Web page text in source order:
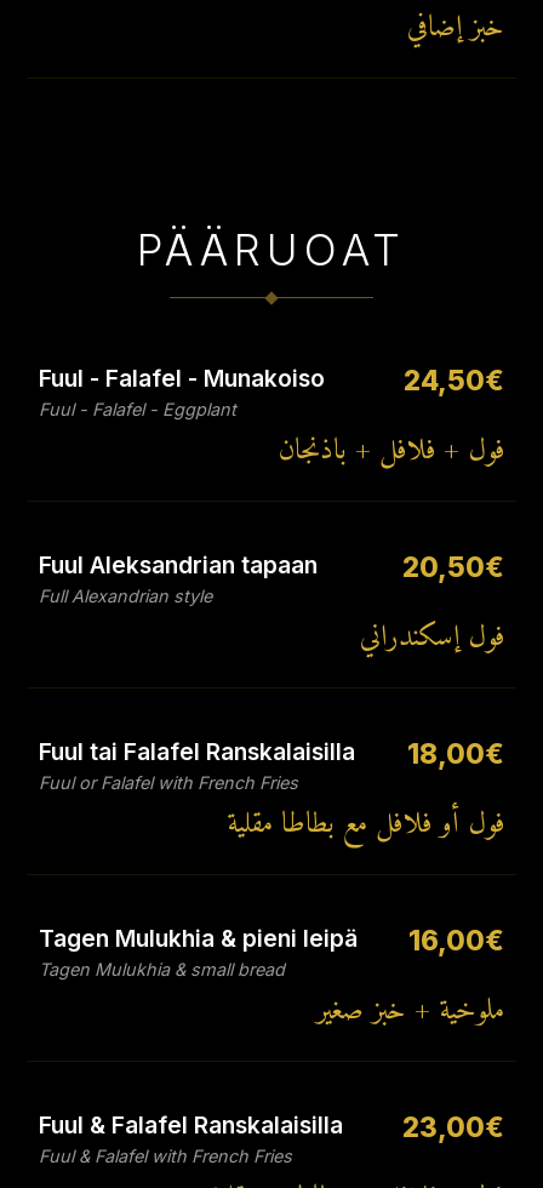
خبز إضافي
PÄÄRUOAT
Fuul - Falafel - Munakoiso
Fuul - Falafel - Eggplant
24,50€
فول + فلافل + باذنجان
Fuul Aleksandrian tapaan
Full Alexandrian style
20,50€
فول إسكندراني
Fuul tai Falafel Ranskalaisilla
Fuul or Falafel with French Fries
18,00€
فول أو فلافل مع بطاطا مقلية
Tagen Mulukhia & pieni leipä
Tagen Mulukhia & small bread
16,00€
ملوخية + خبز صغير
Fuul & Falafel Ranskalaisilla
Fuul & Falafel with French Fries
23,00€